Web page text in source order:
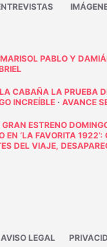
PABLO Y
CABAÑA LA PRUEBA
INCREÍBLE ·AVANCE
GRAN ESTRENO
‘LA FAVORITA
DEL VIAJE,
AVISO LEGAL